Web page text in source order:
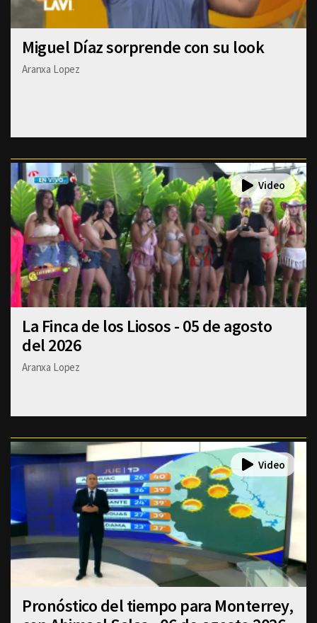
Miguel Díaz sorprende con su look
Aranxa Lopez
La Finca de los Liosos - 05 de agosto
del 2026
Aranxa Lopez
Pronóstico del tiempo para Monterrey,